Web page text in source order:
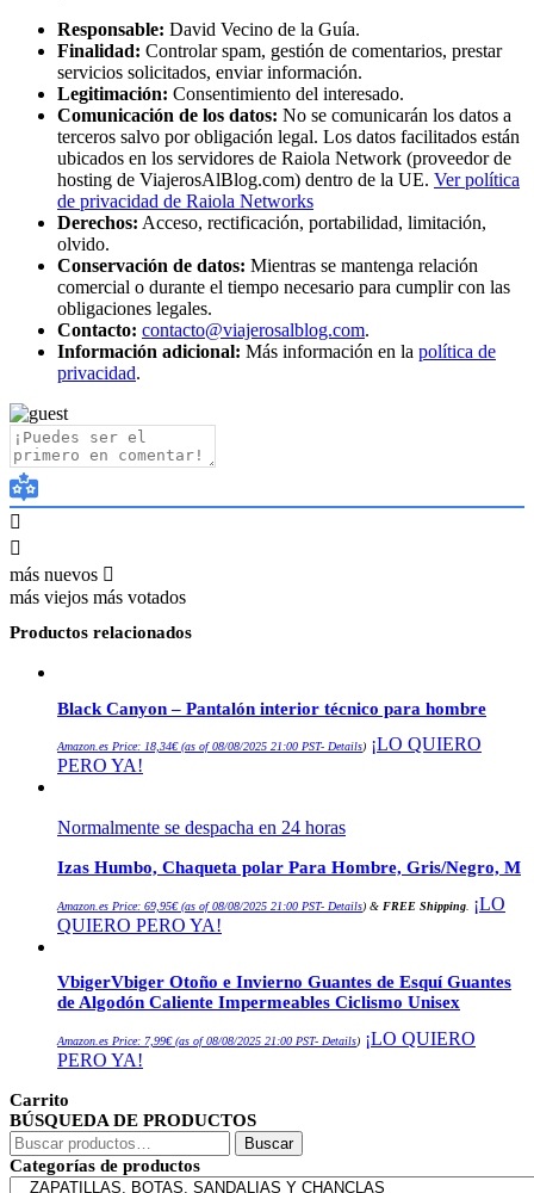
Responsable: David Vecino de la Guía.
Finalidad: Controlar spam, gestión de comentarios, prestar
servicios solicitados, enviar información.
Legitimación: Consentimiento del interesado.
Comunicación de los datos: No se comunicarán los datos a
terceros salvo por obligación legal. Los datos facilitados están
ubicados en los servidores de Raiola Network (proveedor de
hosting de ViajerosAlBlog.com) dentro de la UE. Ver política
de privacidad de Raiola Networks
Derechos: Acceso, rectificación, portabilidad, limitación,
olvido.
Conservación de datos: Mientras se mantenga relación
comercial o durante el tiempo necesario para cumplir con las
obligaciones legales.
Contacto: contacto@viajerosalblog.com.
Información adicional: Más información en la política de
privacidad.
más nuevos
más viejos más votados
Productos relacionados
Black Canyon – Pantalón interior técnico para hombre
Amazon.es Price: 18,34€(as of 08/08/2025 21:00 PST- Details) ¡LO QUIERO
PERO YA!
Normalmente se despacha en 24 horas
Izas Humbo, Chaqueta polar Para Hombre, Gris/Negro, M
Amazon.es Price: 69,95€(as of 08/08/2025 21:00 PST- Details) & FREE Shipping
¡LO
QUIERO PERO YA!
VbigerVbiger Otoño e Invierno Guantes de Esquí Guantes
de Algodón Caliente Impermeables Ciclismo Unisex
Amazon.es Price: 7,99€(as of 08/08/2025 21:00 PST- Details) ¡LO QUIERO
PERO YA!
Carrito
BÚSQUEDA DE PRODUCTOS
Buscar
por:
Buscar
Categorías de productos